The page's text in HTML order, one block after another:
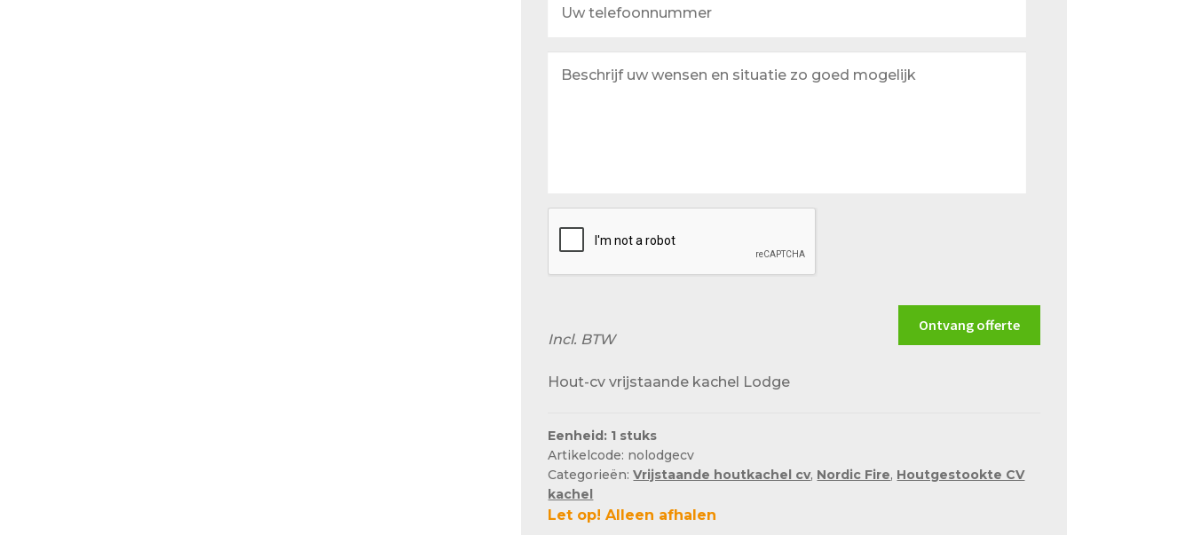
telefoonnummer
uw
Ontvang offerte
Incl. BTW
Hout-cv vrijstaande kachel Lodge
Eenheid: 1 stuks
Artikelcode: nolodgecv
Categorieën:Vrijstaande houtkachel cv, Nordic Fire, Houtgestookte CV
kachel
Let op! Alleen afhalen